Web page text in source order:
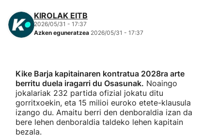
"Helmuga"
KIROLAK EITB
2026/05/31 - 17:37
Azken eguneratzea 2026/05/31 - 17:37
Kike Barja kapitainaren kontratua 2028ra arte
berritu duela iragarri du Osasunak. Noaingo
jokalariak 232 partida ofizial jokatu ditu
gorritxoekin, eta 15 milioi euroko etete-klausula
izango du. Amaitu berri den denboraldia izan da
bere lehen denboraldia taldeko lehen kapitain
bezala.